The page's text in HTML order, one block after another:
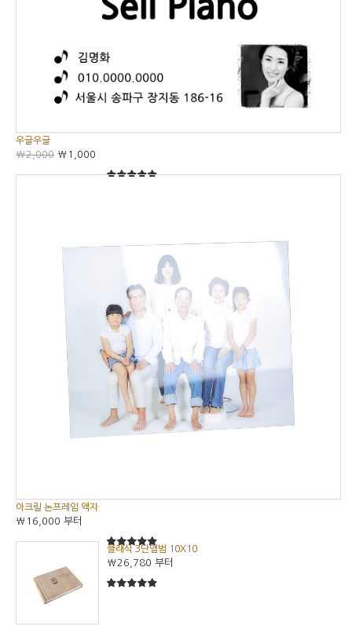
우글우글
₩2,000 ₩1,000
아크릴 논프레임 액자
55중에서
₩16,000 부터
클래식 3단앨범 10X10
₩26,780 부터